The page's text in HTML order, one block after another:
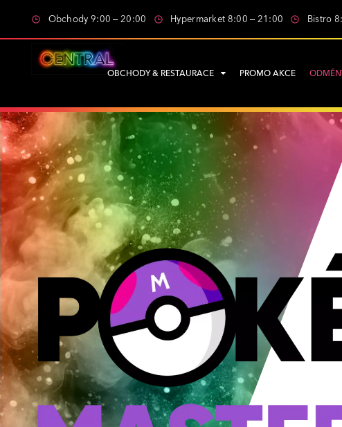
Obchody 9:00 – 20:00 Hypermarket 8:00 – 21:00 Bistro
OBCHODY & RESTAURACE PROMO AKCE